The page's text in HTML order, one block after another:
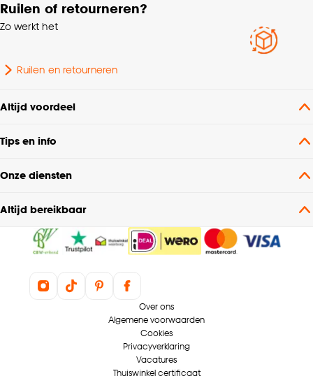
Coupage, Enkele plooi
woonwens
Bediening Handmatig, Elektrisch
Raamdecoratie
Scandinavisch, Modern,
Japandi, Bohemian,
Klassiek
Ruilen of retourneren?
Zo werkt het
Ruilen en retourneren
Altijd voordeel
Tips en info
Onze diensten
Altijd bereikbaar
Over ons
Algemene voorwaarden
Cookies
Privacyverklaring
Vacatures
Thuiswinkel certificaat